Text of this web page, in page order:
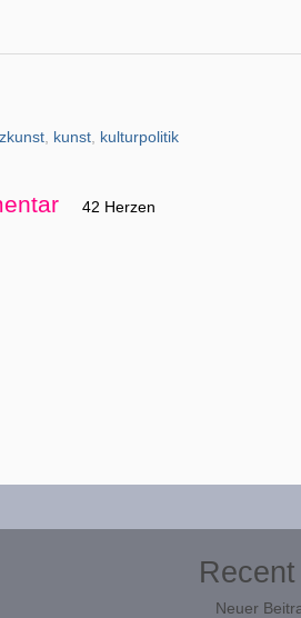
kunst kulturpolitik
42 Herzen
Neuer